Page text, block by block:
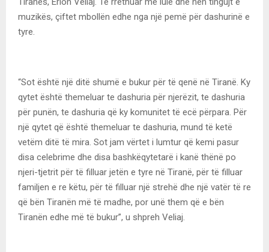
muzikës, çiftet mbollën edhe nga një pemë për dashurinë e
tyre.
“Sot është një ditë shumë e bukur për të qenë në Tiranë. Ky
qytet është themeluar te dashuria për njerëzit, te dashuria
për punën, te dashuria që ky komunitet të ecë përpara. Për
një qytet që është themeluar te dashuria, mund të ketë
vetëm ditë të mira. Sot jam vërtet i lumtur që kemi pasur
disa celebrime dhe disa bashkëqytetarë i kanë thënë po
njeri-tjetrit për të filluar jetën e tyre në Tiranë, për të filluar
familjen e re këtu, për të filluar një strehë dhe një vatër të re
që bën Tiranën më të madhe, por unë them që e bën
Tiranën edhe më të bukur”, u shpreh Veliaj.